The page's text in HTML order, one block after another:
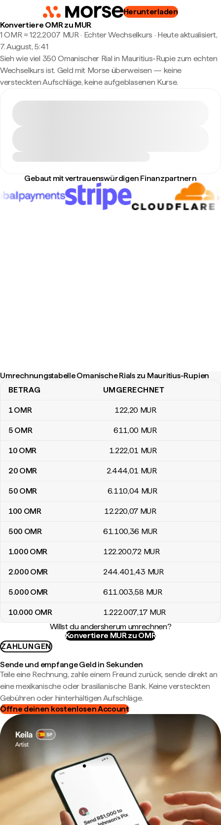
Herunterladen
Konvertiere OMR zu MUR
1 OMR ≈ 122,2007 MUR · Echter Wechselkurs · Heute aktualisiert,
7. August, 5:41
Sieh wie viel 350 Omanischer Rial in Mauritius-Rupie zum echten
Wechselkurs ist. Geld mit Morse überweisen — keine
versteckten Aufschläge, keine aufgeblasenen Kurse.
Gebaut mit vertrauenswürdigen Finanzpartnern
Umrechnungstabelle Omanische Rials zu Mauritius-Rupien
Umrechnungstabelle Omanische Rials zu Mauritius-Rupien
BETRAG UMGERECHNET
1OMR 122,20 MUR
5 OMR 611,00 MUR
10 OMR 1.222,01 MUR
20 OMR 2.444,01 MUR
50 OMR 6.110,04 MUR
100 OMR 12.220,07 MUR
500 OMR 61.100,36 MUR
1.000 OMR 122.200,72 MUR
2.000 OMR 244.401,43 MUR
5.000 OMR 611.003,58 MUR
10.000 OMR 1.222.007,17 MUR
Willst du andersherum umrechnen?
Konvertiere MUR zu OMR
ZAHLUNGEN
Sende und empfange Geld in Sekunden
Teile eine Rechnung, zahle einem Freund zurück, sende direkt an
eine mexikanische oder brasilianische Bank. Keine versteckten
Gebühren oder hinterhältigen Aufschläge.
Öffne deinen kostenlosen Account